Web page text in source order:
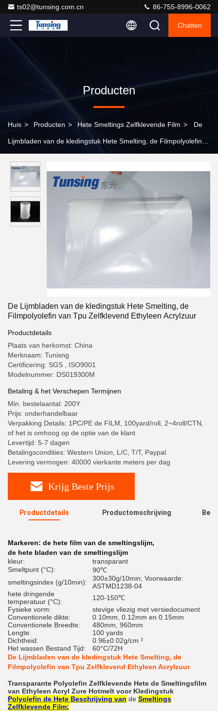
ts02@tunsing.com.cn 86-755-8996-0062
Chatten
Producten
Huis > Producten > Hete Smeltings Zelfklevende Film > De
Lijmbladen van de kledingstuk Hete Smelting, de Filmpolyolefin
De Lijmbladen van de kledingstuk Hete Smelting, de
Filmpolyolefin van Tpu Zelfklevend Ethyleen Acrylzuur
Productdetails
Plaats van herkomst: China
Merknaam: Tunisng
Certificering: SGS , ISO9001
Modelnummer: DS019300M
Betaling & het Verschepen Termijnen
Min. bestelaantal: 200Y
Prijs: onderhandelbaar
Verpakking Details: 1PC/PE de FILM, 100yard/roll, 2~4roll/CTN,
of het is omhoog op de optie van de klant
Levertijd: 5-7 dagen
Betalingscondities: Western Union, L/C, T/T, Paypal
Levering vermogen: 40000 vierkante meters per dag
Krijg Beste Prijs
Productdetails Productomschrijving
Markeren: de hete film van de smeltingslijm,
de hete bladen van de smeltingslijm
kleur:
transparant
Smeltpunt (°C):
90℃
smeltingsindex (g/10min):
300±30g/10min; Voorwaarde:
ASTMD1238-04
hete dringende
temperatuur (°C):
120-150℃
Fysieke vorm:
stevige vliezig met versiedocument
Conventionele dikte:
0.10mm, 0.12mm en 0.15mm
Conventionele Breedte:
480mm, 960mm
Lengte:
100 yards
Dichtheid:
0.96±0.02g/cm ³
Het wassen Bestand Tijd:
60°C/72H
De Lijmbladen van de kledingstuk Hete Smelting, de
Filmpolyolefin van Tpu Zelfklevend Ethyleen Acrylzuur
Transparante Polyolefin Zelfklevende Hete de Smeltingsfilm
van Ethyleen Acryl Zure Hotmelt voor Kledingstuk
Polyolefin de Hete Beschrijving van de Smeltings
Zelfklevende Film: